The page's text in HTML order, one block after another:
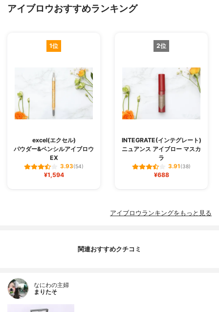
アイブロウおすすめランキング
1位
excel(エクセル)
パウダー&ペンシルアイブロウ
EX
3.93(54)
¥1,594
2位
INTEGRATE(インテグレート)
ニュアンス アイブロー マスカ
ラ
3.91(38)
¥688
アイブロウランキングをもっと見る
関連おすすめクチコミ
なにわの主婦
まりたそ